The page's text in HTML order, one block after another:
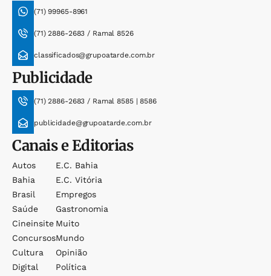
(71) 99965-8961
(71) 2886-2683 / Ramal 8526
classificados@grupoatarde.com.br
Publicidade
(71) 2886-2683 / Ramal 8585 | 8586
publicidade@grupoatarde.com.br
Canais e Editorias
Autos
Bahia
Brasil
Saúde
Cineinsite
Concursos
Cultura
Digital
E.c. Bahia
E.c. Vitória
Empregos
Gastronomia
Muito
Mundo
Opinião
Política